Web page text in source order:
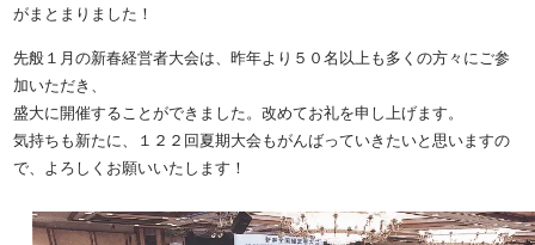
がまとまりました！
先般１月の新春経営者大会は、昨年より５０名以上も多くの方々にご参
加いただき、
盛大に開催することができました。改めてお礼を申し上げます。
気持ちも新たに、１２２回夏期大会もがんばっていきたいと思いますの
で、よろしくお願いいたします！